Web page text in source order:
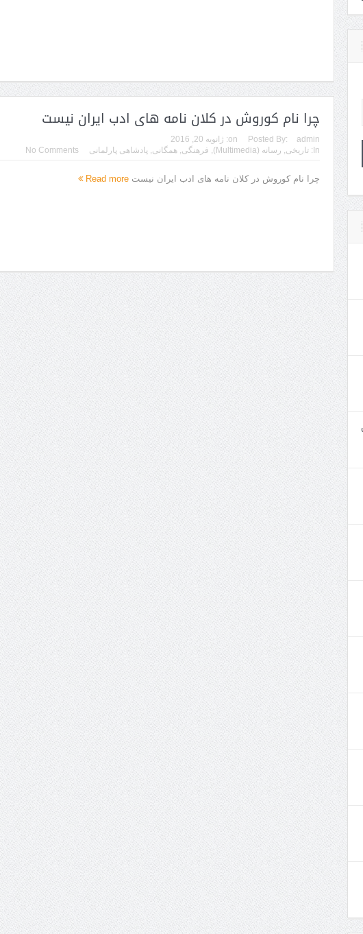
چرا نام کوروش در کلان نامه های ادب ایران نیست
Posted By: admin
on: ژانویه 20, 2016
In:
تاریخی, رسانه (Multimedia) , فرهنگی, همگانی, پادشاهی پارلمانی No Comments
چرا نام کوروش در کلان نامه های ادب ایران نیست Read more